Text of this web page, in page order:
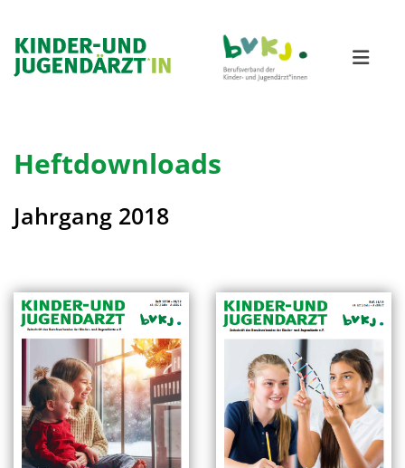
Heftdownloads
Jahrgang 2018